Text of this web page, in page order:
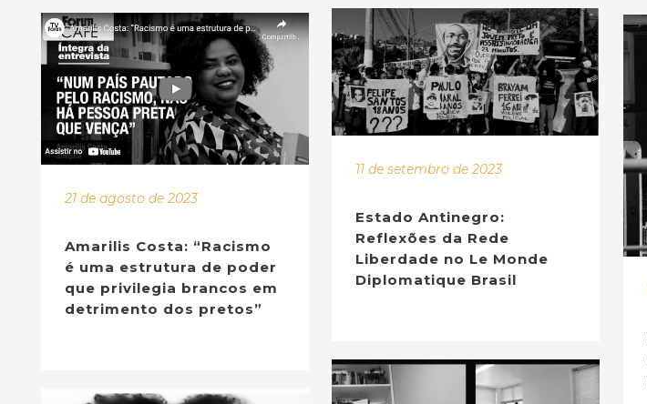
11 de setembro de 2023
Estado Antinegro:
Reflexões da Rede
Liberdade no Le Monde
Diplomatique Brasil
21 de agosto de 2023
Amarilis Costa: “Racismo
é uma estrutura de poder
que privilegia brancos em
detrimento dos pretos”